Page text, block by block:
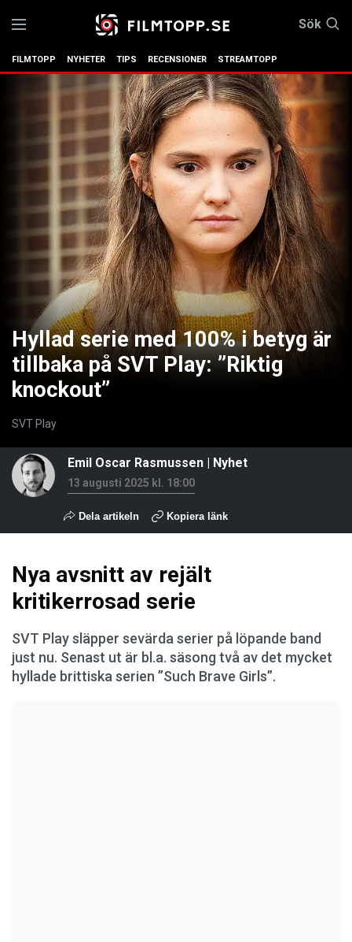
Sök
FILMTOPP NYHETER TIPS RECENSIONER STREAMTOPP
Hyllad serie med 100% i betyg är
tillbaka på SVT Play: ”Riktig
knockout”
SVT Play
Emil Oscar Rasmussen | Nyhet
13 augusti 2025 kl. 18:00
Dela artikeln Kopiera länk
Nya avsnitt av rejält
kritikerrosad serie
SVT Play släpper sevärda serier på löpande band
just nu. Senast ut är bl.a. säsong två av det mycket
hyllade brittiska serien ”Such Brave Girls”.